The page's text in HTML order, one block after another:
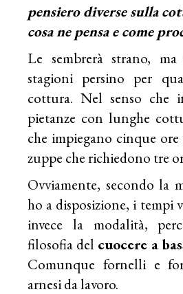
pensiero diverse sulla
cosa ne pensa e come
Le sembrerà strano,
stagioni persino per
cottura. Nel senso che
pietanze con lunghe
che impiegano cinque
zuppe che richiedono tre
Ovviamente, secondo la
ho a disposizione, i tempi
invece la modalità,
filosofia del cuocere a
Comunque fornelli e
arnesi da lavoro.